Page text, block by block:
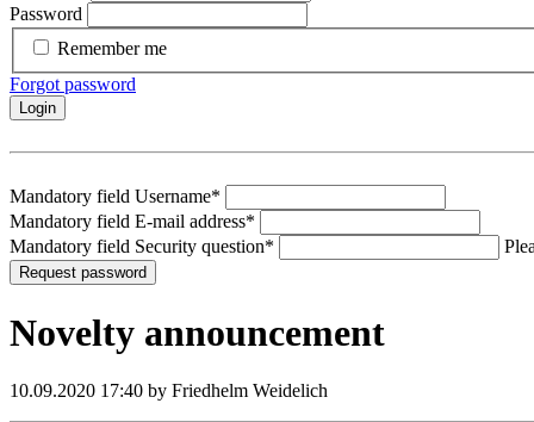
Password
Remember me
Forgot password
Login
Mandatory field Username*
Mandatory field E-mail address*
Mandatory field Security question*
Request password
Novelty announcement
10.09.2020 17:40 by Friedhelm Weidelich